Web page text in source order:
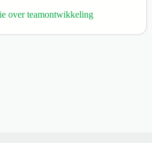
over teamontwikkeling